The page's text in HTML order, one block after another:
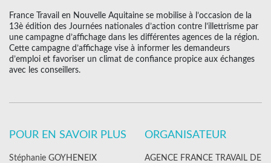
France Travail en Nouvelle Aquitaine se mobilise à l’occasion de la
13è édition des Journées nationales d’action contre l’illettrisme par
une campagne d’affichage dans les différentes agences de la région.
Cette campagne d’affichage vise à informer les demandeurs
d’emploi et favoriser un climat de confiance propice aux échanges
avec les conseillers.
POUR EN SAVOIR PLUS
Stéphanie GOYHENEIX
ORGANISATEUR
AGENCE FRANCE TRAVAIL DE